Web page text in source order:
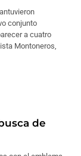
conjunto
a cuatro
Montoneros,
de